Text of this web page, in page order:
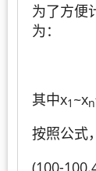
为了方便
为：
其中x1 ~xn
按照公式
(100-